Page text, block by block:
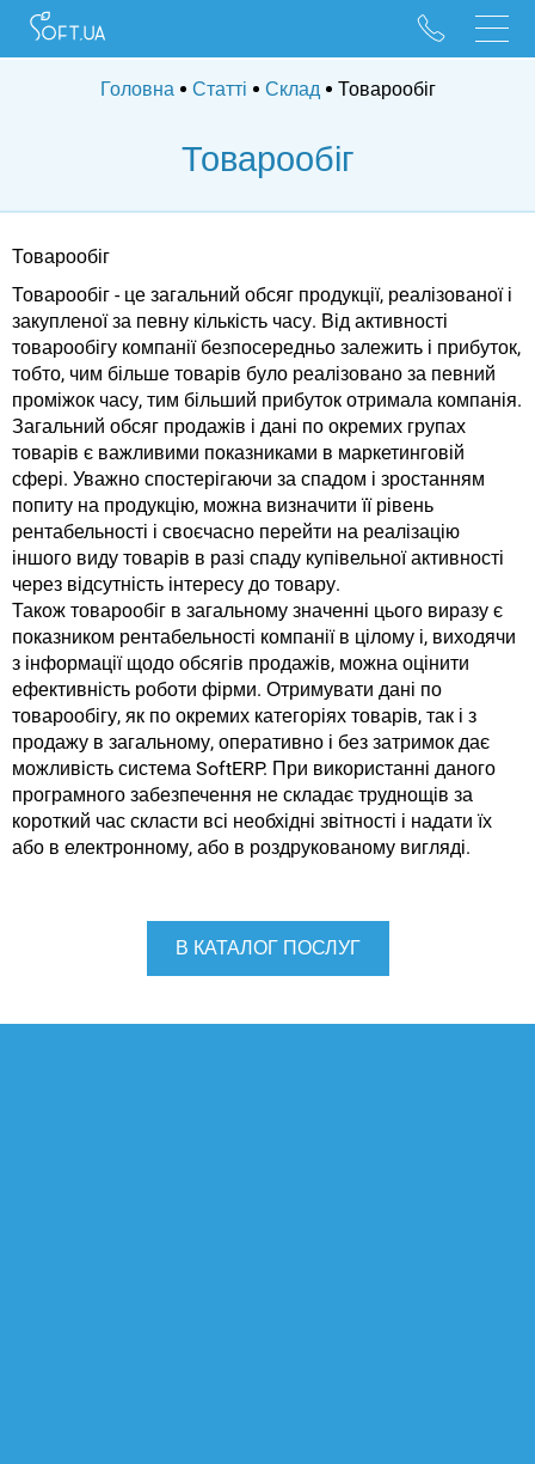
096 528 10 88
095 022 53 84
Головна Статті Склад Товарообіг
Товарообіг
Товарообіг
Товарообіг - це загальний обсяг продукції, реалізованої і
закупленої за певну кількість часу. Від активності
товарообігу компанії безпосередньо залежить і прибуток,
тобто, чим більше товарів було реалізовано за певний
проміжок часу, тим більший прибуток отримала компанія.
Загальний обсяг продажів і дані по окремих групах
товарів є важливими показниками в маркетинговій
сфері. Уважно спостерігаючи за спадом і зростанням
попиту на продукцію, можна визначити її рівень
рентабельності і своєчасно перейти на реалізацію
іншого виду товарів в разі спаду купівельної активності
через відсутність інтересу до товару.
Також товарообіг в загальному значенні цього виразу є
показником рентабельності компанії в цілому і, виходячи
з інформації щодо обсягів продажів, можна оцінити
ефективність роботи фірми. Отримувати дані по
товарообігу, як по окремих категоріях товарів, так і з
продажу в загальному, оперативно і без затримок дає
можливість система SoftERP. При використанні даного
програмного забезпечення не складає труднощів за
короткий час скласти всі необхідні звітності і надати їх
або в електронному, або в роздрукованому вигляді.
В КАТАЛОГ ПОСЛУГ